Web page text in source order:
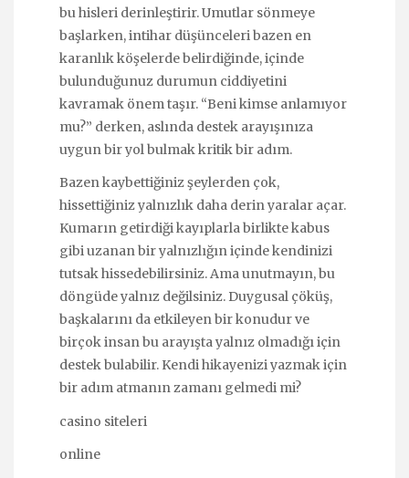
bu hisleri derinleştirir. Umutlar sönmeye
başlarken, intihar düşünceleri bazen en
karanlık köşelerde belirdiğinde, içinde
bulunduğunuz durumun ciddiyetini
kavramak önem taşır. “Beni kimse anlamıyor
mu?” derken, aslında destek arayışınıza
uygun bir yol bulmak kritik bir adım.
Bazen kaybettiğiniz şeylerden çok,
hissettiğiniz yalnızlık daha derin yaralar açar.
Kumarın getirdiği kayıplarla birlikte kabus
gibi uzanan bir yalnızlığın içinde kendinizi
tutsak hissedebilirsiniz. Ama unutmayın, bu
döngüde yalnız değilsiniz. Duygusal çöküş,
başkalarını da etkileyen bir konudur ve
birçok insan bu arayışta yalnız olmadığı için
destek bulabilir. Kendi hikayenizi yazmak için
bir adım atmanın zamanı gelmedi mi?
casino siteleri
online